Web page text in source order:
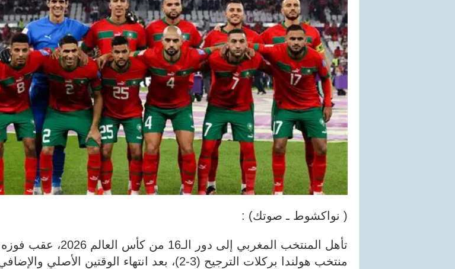
( نواكشوط ـ صوتك) :
تأهل المنتخب المغربي إلى دور الـ16 من كأس
منتخب هولندا بركلات الترجيح (3-2)، بعد انتهاء الوقتين الأصلي